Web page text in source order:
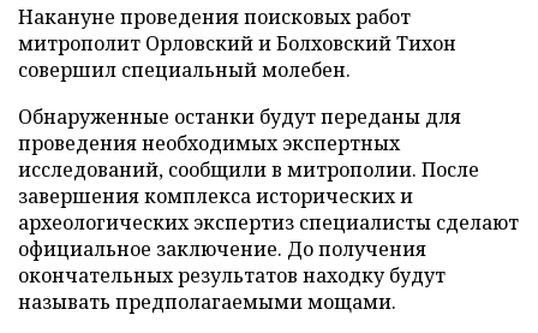
Накануне проведения поисковых работ
митрополит Орловский и Болховский Тихон
совершил специальный молебен.
Обнаруженные останки будут переданы для
проведения необходимых экспертных
исследований, сообщили в митрополии. После
завершения комплекса исторических и
археологических экспертиз специалисты сделают
официальное заключение. До получения
окончательных результатов находку будут
называть предполагаемыми мощами.